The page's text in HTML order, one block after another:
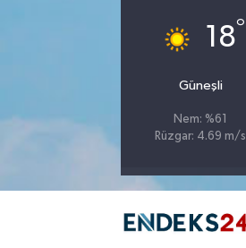
18°
Güneşli
Nem: %61
Rüzgar: 4.69 m/s